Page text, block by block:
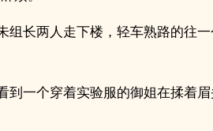
组长两人走下楼，轻车熟路的往
到一个穿着实验服的御姐在揉着